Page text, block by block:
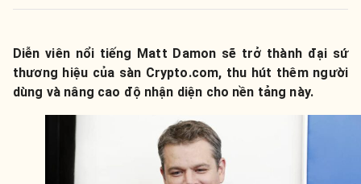
Diễn viên nổi tiếng Matt Damon sẽ trở thành đại sứ
thương hiệu của sàn Crypto.com, thu hút thêm người
dùng và nâng cao độ nhận diện cho nền tảng này.